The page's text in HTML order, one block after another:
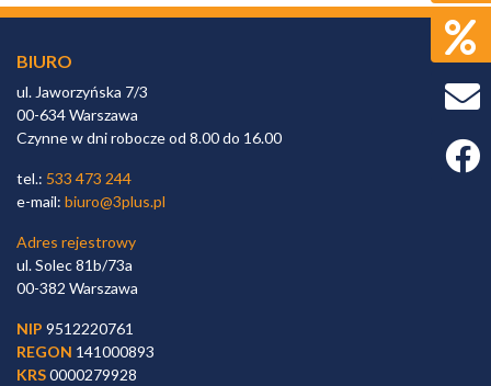
BIURO
ul. Jaworzyńska 7/3
00-634 Warszawa
Czynne w dni robocze od 8.00 do 16.00
tel.: 533 473 244
e-mail: biuro@3plus.pl
Adres rejestrowy
ul. Solec 81b/73a
00-382 Warszawa
NIP 9512220761
REGON 141000893
KRS0000279928